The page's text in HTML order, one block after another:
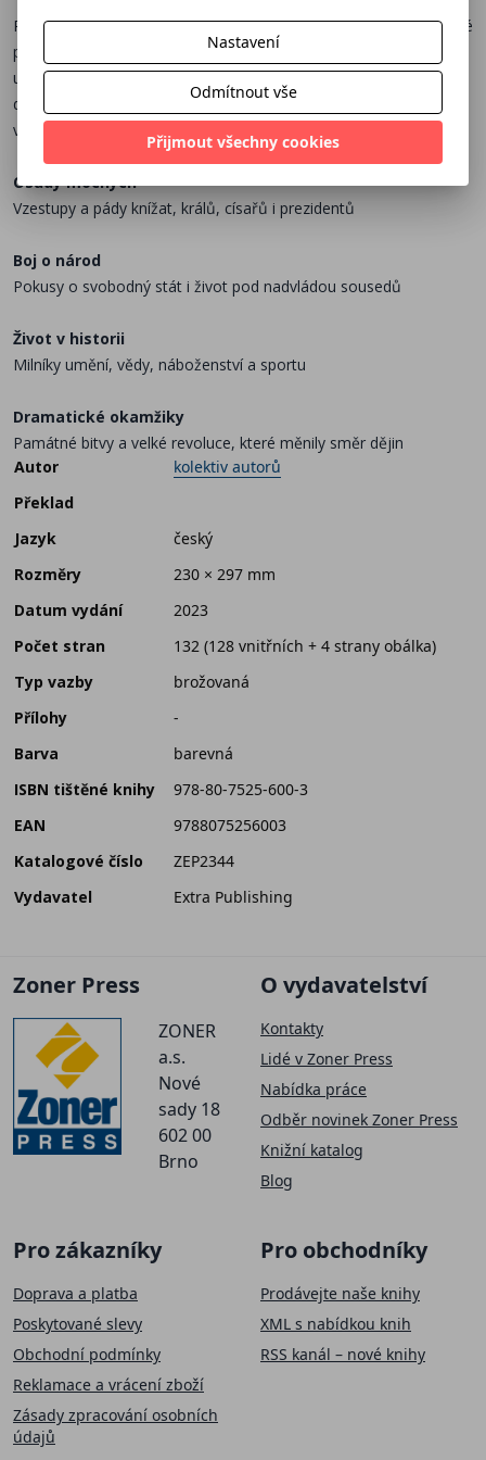
Přináší víc než jen data a fakta, ale především pečlivě zpracované
příběhy, souvislosti a analýzy. Přejeme si, ať se vám jednotlivé
události v mimořádném vydání Tajemství české minulosti spojí
do spletitého příběhu s koncem, který je stále otevřený. Historie,
včetně té naší, je živá.
Osudy mocných
Vzestupy a pády knížat, králů, císařů i prezidentů
Boj o národ
Pokusy o svobodný stát i život pod nadvládou sousedů
Život v historii
Milníky umění, vědy, náboženství a sportu
Dramatické okamžiky
Památné bitvy a velké revoluce, které měnily směr dějin
Autor
kolektiv autorů
Překlad
Jazyk
český
Rozměry
230 × 297 mm
Datum vydání
2023
Počet stran
132 (128 vnitřních + 4 strany obálka)
Typ vazby
brožovaná
Přílohy
-
Barva
barevná
ISBN tištěné knihy
978-80-7525-600-3
EAN
9788075256003
Katalogové číslo
ZEP2344
Vydavatel
Extra Publishing
Zoner Press
ZONER
a.s.
Nové
sady 18
602 00
Brno
O vydavatelství
Kontakty
Lidé v Zoner Press
Nabídka práce
Odběr novinek Zoner Press
Knižní katalog
Blog
Pro zákazníky
Doprava a platba
Poskytované slevy
Obchodní podmínky
Reklamace a vrácení zboží
Zásady zpracování osobních
údajů
Pro obchodníky
Prodávejte naše knihy
XML s nabídkou knih
RSS kanál – nové knihy
Nastavení
Odmítnout vše
Přijmout všechny cookies